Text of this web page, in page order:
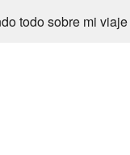
todo sobre mi